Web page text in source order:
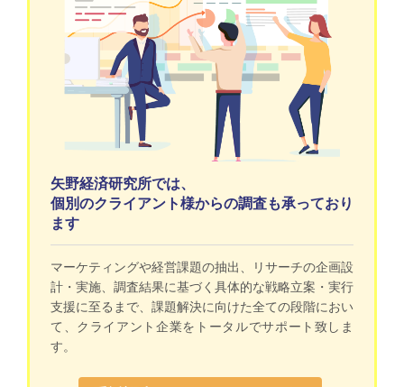
矢野経済研究所では、
個別のクライアント様からの調査も承っており
ます
マーケティングや経営課題の抽出、リサーチの企画設
計・実施、調査結果に基づく具体的な戦略立案・実行
支援に至るまで、課題解決に向けた全ての段階におい
て、クライアント企業をトータルでサポート致しま
す。